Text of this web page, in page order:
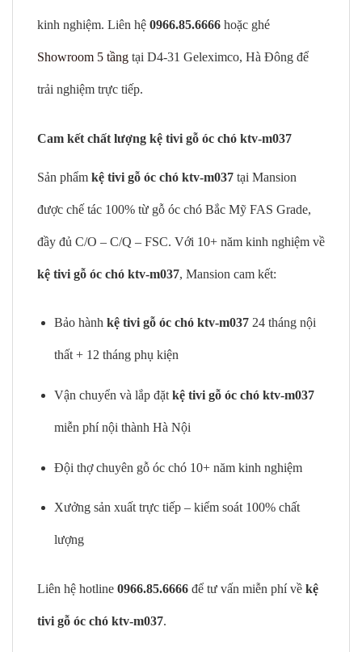
kinh nghiệm. Liên hệ 0966.85.6666 hoặc ghé
Showroom 5 tầng tại D4-31 Geleximco, Hà Đông để
trải nghiệm trực tiếp.
Cam kết chất lượng kệ tivi gỗ óc chó ktv-m037
Sản phẩm kệ tivi gỗ óc chó ktv-m037 tại Mansion
được chế tác 100% từ gỗ óc chó Bắc Mỹ FAS Grade,
đầy đủ C/O – C/Q – FSC. Với 10+ năm kinh nghiệm về
kệ tivi gỗ óc chó ktv-m037, Mansion cam kết:
Bảo hành kệ tivi gỗ óc chó ktv-m03724 tháng nội
thất + 12 tháng phụ kiện
Vận chuyển và lắp đặt kệ tivi gỗ óc chó ktv-m037
miễn phí nội thành Hà Nội
Đội thợ chuyên gỗ óc chó 10+ năm kinh nghiệm
Xưởng sản xuất trực tiếp – kiểm soát 100% chất
lượng
Liên hệ hotline 0966.85.6666 để tư vấn miễn phí về kệ
tivi gỗ óc chó ktv-m037.